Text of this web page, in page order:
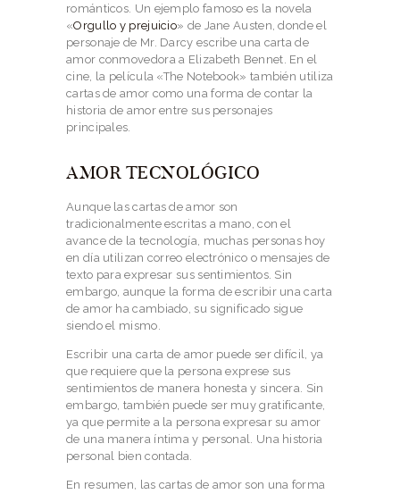
románticos. Un ejemplo famoso es la novela
«Orgullo y prejuicio» de Jane Austen, donde el
personaje de Mr. Darcy escribe una carta de
amor conmovedora a Elizabeth Bennet. En el
cine, la película «The Notebook» también utiliza
cartas de amor como una forma de contar la
historia de amor entre sus personajes
principales.
AMOR TECNOLÓGICO
Aunque las cartas de amor son
tradicionalmente escritas a mano, con el
avance de la tecnología, muchas personas hoy
en día utilizan correo electrónico o mensajes de
texto para expresar sus sentimientos. Sin
embargo, aunque la forma de escribir una carta
de amor ha cambiado, su significado sigue
siendo el mismo.
Escribir una carta de amor puede ser difícil, ya
que requiere que la persona exprese sus
sentimientos de manera honesta y sincera. Sin
embargo, también puede ser muy gratificante,
ya que permite a la persona expresar su amor
de una manera íntima y personal. Una historia
personal bien contada.
En resumen, las cartas de amor son una forma